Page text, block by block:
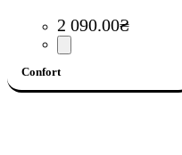
2 090.00₴
Confort